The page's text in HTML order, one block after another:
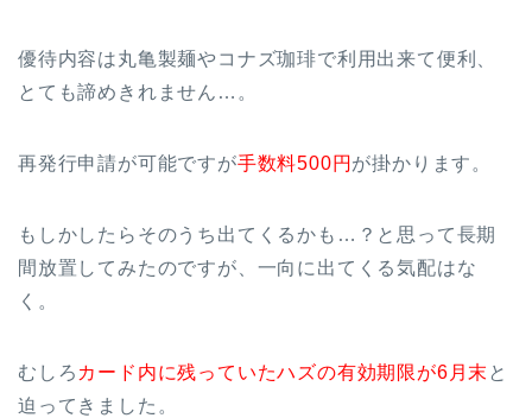
優待内容は丸亀製麺やコナズ珈琲で利用出来て便利、
とても諦めきれません…。
再発行申請が可能ですが手数料500円 が掛かります。
もしかしたらそのうち出てくるかも…？と思って長期
間放置してみたのですが、一向に出てくる気配はな
く。
むしろ カード内に残っていたハズの有効期限が6月末 と
迫ってきました。